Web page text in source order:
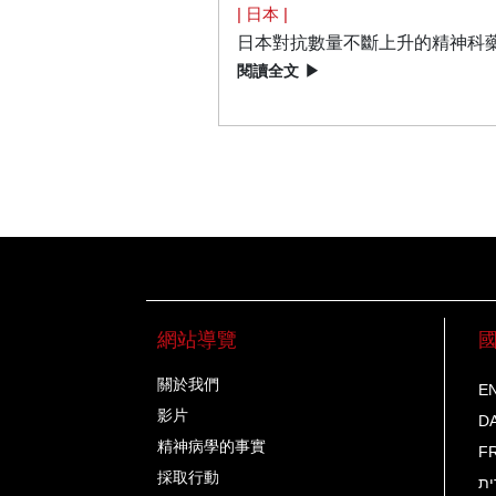
| 日本 |
日本對抗數量不斷上升的精神科
閱讀全文 ▶
網站導覽
關於我們
影片
精神病學的事實
採取行動